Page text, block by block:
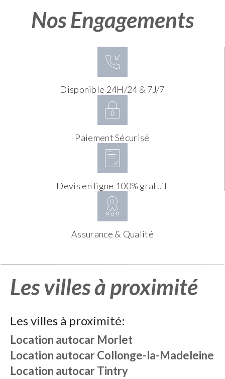
Nos Engagements
Disponible 24H/24 & 7J/7
Paiement Sécurisé
Devis en ligne 100% gratuit
Assurance & Qualité
Les villes à proximité
Les villes à proximité:
Location autocar Morlet
Location autocarCollonge-la-Madeleine
Location autocarTintry